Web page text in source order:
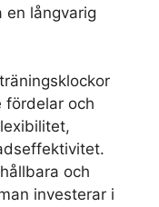
en långvarig
fördelar och
och
investerar i